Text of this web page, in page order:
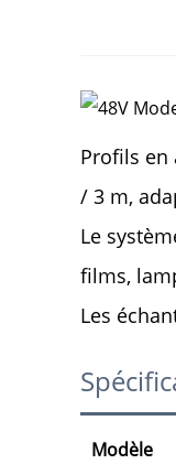
Profils
/ 3 m,
Le
films,
Les
Modèle